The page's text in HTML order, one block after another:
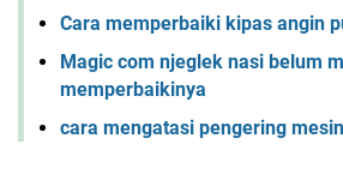
Cara memperbaiki kipas angin
Magic com njeglek nasi belum
memperbaikinya
cara mengatasi pengering